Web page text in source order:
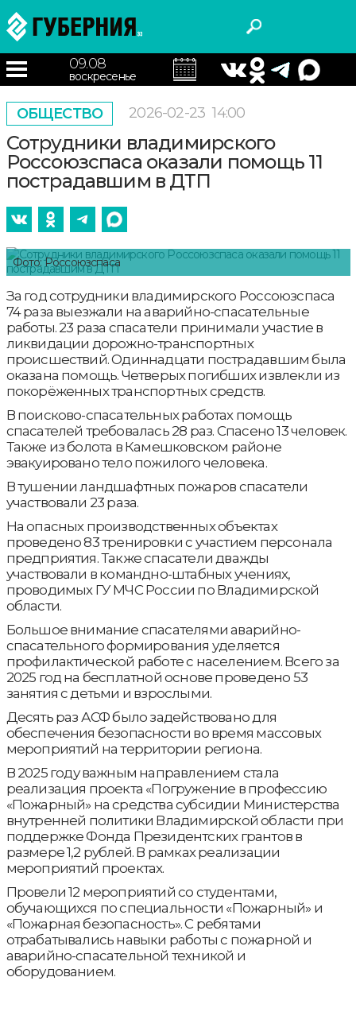
09.08
воскресенье
ОБЩЕСТВО 2026-02-23 14:00
Сотрудники владимирского
Россоюзспаса оказали помощь 11
пострадавшим в ДТП
Фото: Россоюзспаса
За год сотрудники владимирского Россоюзспаса
74 раза выезжали на аварийно-спасательные
работы. 23 раза спасатели принимали участие в
ликвидации дорожно-транспортных
происшествий. Одиннадцати пострадавшим была
оказана помощь. Четверых погибших извлекли из
покорёженных транспортных средств.
В поисково-спасательных работах помощь
спасателей требовалась 28 раз. Спасено 13 человек.
Также из болота в Камешковском районе
эвакуировано тело пожилого человека.
В тушении ландшафтных пожаров спасатели
участвовали 23 раза.
На опасных производственных объектах
проведено 83 тренировки с участием персонала
предприятия. Также спасатели дважды
участвовали в командно-штабных учениях,
проводимых ГУ МЧС России по Владимирской
области.
Большое внимание спасателями аварийно-
спасательного формирования уделяется
профилактической работе с населением. Всего за
2025 год на бесплатной основе проведено 53
занятия с детьми и взрослыми.
Десять раз АСФ было задействовано для
обеспечения безопасности во время массовых
мероприятий на территории региона.
В 2025 году важным направлением стала
реализация проекта «Погружение в профессию
«Пожарный» на средства субсидии Министерства
внутренней политики Владимирской области при
поддержке Фонда Президентских грантов в
размере 1,2 рублей. В рамках реализации
мероприятий проектах.
Провели 12 мероприятий со студентами,
обучающихся по специальности «Пожарный» и
«Пожарная безопасность». С ребятами
отрабатывались навыки работы с пожарной и
аварийно-спасательной техникой и
оборудованием.